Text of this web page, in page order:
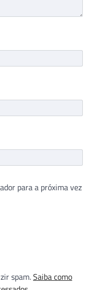
para a próxima vez
spam.Saiba como